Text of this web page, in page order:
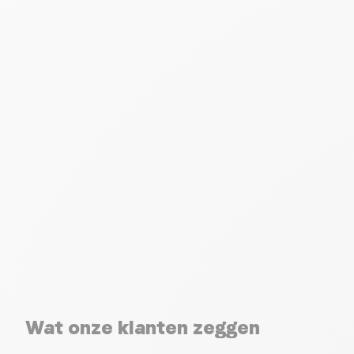
Wat onze klanten zeggen